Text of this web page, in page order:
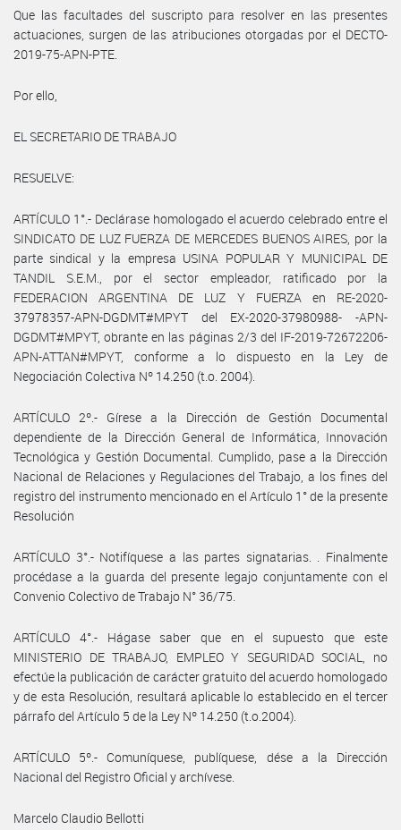
Que las facultades del suscripto para resolver en las presentes
actuaciones, surgen de las atribuciones otorgadas por el DECTO-
2019-75-APN-PTE.
Por ello,
EL SECRETARIO DE TRABAJO
RESUELVE:
ARTÍCULO 1°.- Declárase homologado el acuerdo celebrado entre el
SINDICATO DE LUZ FUERZA DE MERCEDES BUENOS AIRES, por la
parte sindical y la empresa USINA POPULAR Y MUNICIPAL DE
TANDIL S.E.M., por el sector empleador, ratificado por la
FEDERACION ARGENTINA DE LUZ Y FUERZA en RE-2020-
37978357-APN-DGDMT#MPYT del EX-2020-37980988- -APN-
DGDMT#MPYT, obrante en las páginas 2/3 del IF-2019-72672206-
APN-ATTAN#MPYT, conforme a lo dispuesto en la Ley de
Negociación Colectiva Nº 14.250 (t.o. 2004).
ARTÍCULO 2º.- Gírese a la Dirección de Gestión Documental
dependiente de la Dirección General de Informática, Innovación
Tecnológica y Gestión Documental. Cumplido, pase a la Dirección
Nacional de Relaciones y Regulaciones del Trabajo, a los fines del
registro del instrumento mencionado en el Artículo 1° de la presente
Resolución
ARTÍCULO 3°.- Notifíquese a las partes signatarias. . Finalmente
procédase a la guarda del presente legajo conjuntamente con el
Convenio Colectivo de Trabajo N° 36/75.
ARTÍCULO 4°.- Hágase saber que en el supuesto que este
MINISTERIO DE TRABAJO, EMPLEO Y SEGURIDAD SOCIAL, no
efectúe la publicación de carácter gratuito del acuerdo homologado
y de esta Resolución, resultará aplicable lo establecido en el tercer
párrafo del Artículo 5 de la Ley Nº 14.250 (t.o.2004).
ARTÍCULO 5º.- Comuníquese, publíquese, dése a la Dirección
Nacional del Registro Oficial y archívese.
Marcelo Claudio Bellotti